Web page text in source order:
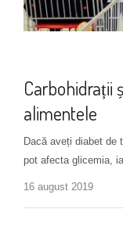
Carbohidrații
alimentele
Dacă aveți diabet de
pot afecta glicemia,
16 august 2019